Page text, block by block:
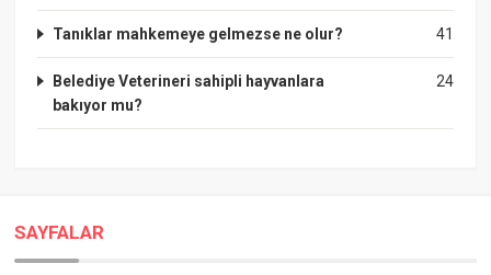
41
Tanıklar mahkemeye gelmezse ne olur?
24
Belediye Veterineri sahipli hayvanlara
bakıyor mu?
SAYFALAR